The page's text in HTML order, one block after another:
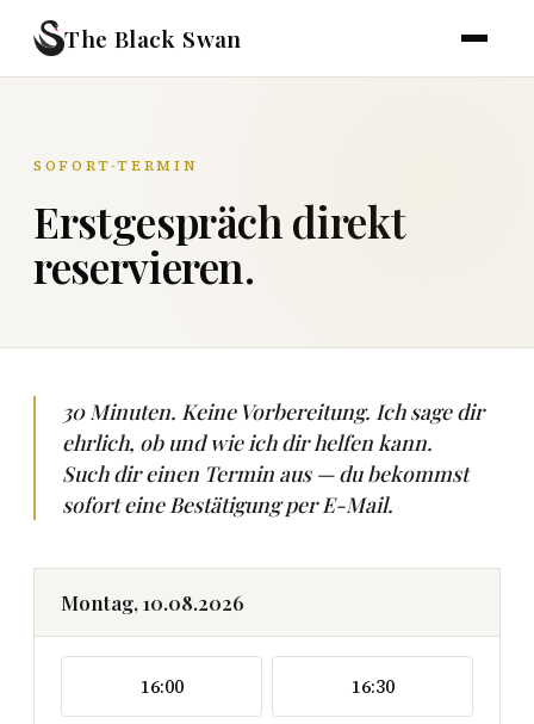
The Black Swan
SOFORT-TERMIN
Erstgespräch direkt
reservieren.
30 Minuten. Keine Vorbereitung. Ich sage dir
ehrlich, ob und wie ich dir helfen kann.
Such dir einen Termin aus — du bekommst
sofort eine Bestätigung per E-Mail.
Montag, 10.08.2026
16:00 16:30